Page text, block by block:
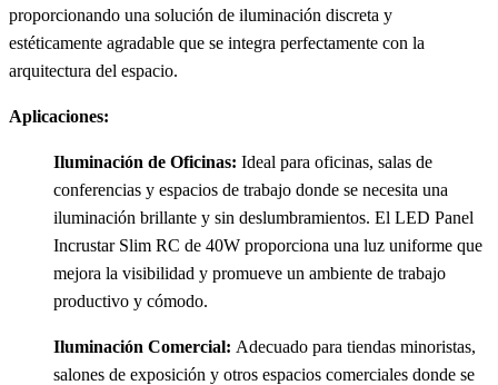
proporcionando una solución de iluminación discreta y
estéticamente agradable que se integra perfectamente con la
arquitectura del espacio.
Aplicaciones:
Iluminación de Oficinas: Ideal para oficinas, salas de
conferencias y espacios de trabajo donde se necesita una
iluminación brillante y sin deslumbramientos. El LED Panel
Incrustar Slim RC de 40W proporciona una luz uniforme que
mejora la visibilidad y promueve un ambiente de trabajo
productivo y cómodo.
Iluminación Comercial: Adecuado para tiendas minoristas,
salones de exposición y otros espacios comerciales donde se